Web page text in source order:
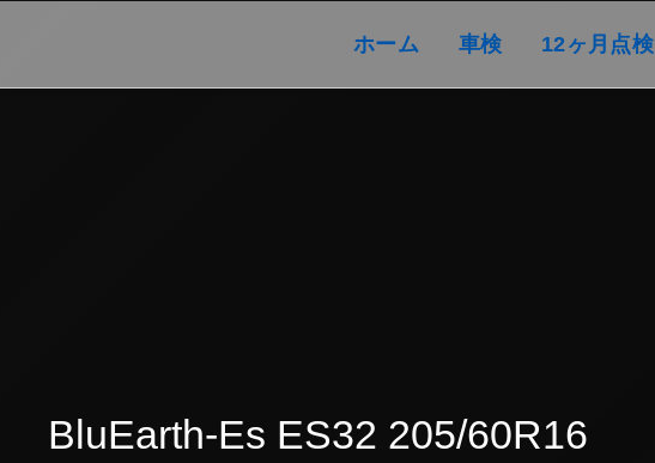
ホーム
ホーム 車検
車検 12ヶ月点検
BluEarth-Es ES32 205/60R16